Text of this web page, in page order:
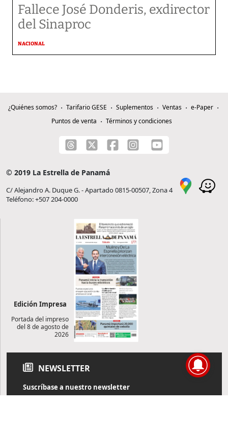
Fallece José Donderis, exdirector
del Sinaproc
NACIONAL
¿Quiénes somos? Tarifario GESE Suplementos Ventas
e-Paper
Puntos de venta
Términos y condiciones
© 2019 La Estrella de Panamá
C/ Alejandro A. Duque G. - Apartado 0815-00507, Zona 4
Teléfono: +507 204-0000
Edición Impresa
Portada del impreso
del 8 de agosto de
2026
NEWSLETTER
Suscríbase a nuestro newsletter
Reciba diariamente información de actualidad directamente en